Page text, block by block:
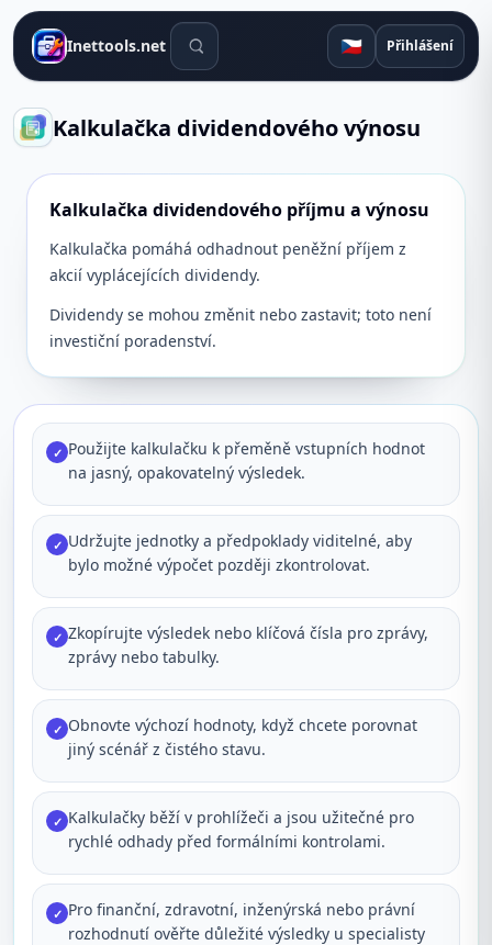
Inettools.net Vyhledávací nástroje 🇨🇿 Přihlášení
Kalkulačka dividendového výnosu
Kalkulačka dividendového příjmu a výnosu
Kalkulačka pomáhá odhadnout peněžní příjem z
akcií vyplácejících dividendy.
Dividendy se mohou změnit nebo zastavit; toto není
investiční poradenství.
✓ Použijte kalkulačku k přeměně vstupních hodnot
na jasný, opakovatelný výsledek.
✓ Udržujte jednotky a předpoklady viditelné, aby
bylo možné výpočet později zkontrolovat.
✓ Zkopírujte výsledek nebo klíčová čísla pro zprávy,
zprávy nebo tabulky.
✓ Obnovte výchozí hodnoty, když chcete porovnat
jiný scénář z čistého stavu.
✓ Kalkulačky běží v prohlížeči a jsou užitečné pro
rychlé odhady před formálními kontrolami.
✓ Pro finanční, zdravotní, inženýrská nebo právní
rozhodnutí ověřte důležité výsledky u specialisty